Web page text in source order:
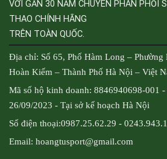
VỚI GẦN 30 NĂM CHUYÊN PHÂN PHỐI
THAO CHÍNH HÃNG
TRÊN TOÀN QUỐC.
Địa chỉ: Số 65, Phố Hàm Long – Phường
Hoàn Kiếm – Thành Phố Hà Nội – Việt
Mã số hộ kinh doanh: 8846940698-001
26/09/2023 - Tại sở kế hoạch Hà Nội
Số điện thoại:0987.25.62.29 -
Email: hoangtusport@gmail.com